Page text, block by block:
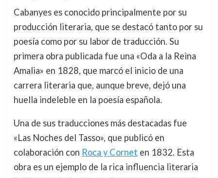
Cabanyes es conocido principalmente por su
producción literaria, que se destacó tanto por su
poesía como por su labor de traducción. Su
primera obra publicada fue una «Oda a la Reina
Amalia» en 1828, que marcó el inicio de una
carrera literaria que, aunque breve, dejó una
huella indeleble en la poesía española.
Una de sus traducciones más destacadas fue
«Las Noches del Tasso», que publicó en
colaboración con Roca y Cornet en 1832. Esta
obra es un ejemplo de la rica influencia literaria